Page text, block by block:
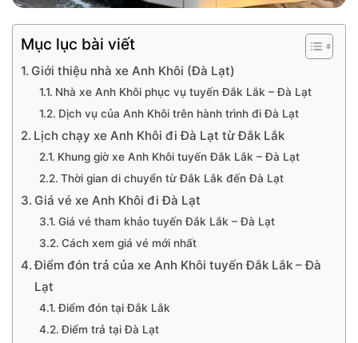
Mục lục bài viết
Giới thiệu nhà xe Anh Khôi (Đà Lạt)
Nhà xe Anh Khôi phục vụ tuyến Đắk Lắk – Đà Lạt
Dịch vụ của Anh Khôi trên hành trình đi Đà Lạt
Lịch chạy xe Anh Khôi đi Đà Lạt từ Đắk Lắk
Khung giờ xe Anh Khôi tuyến Đắk Lắk – Đà Lạt
Thời gian di chuyển từ Đắk Lắk đến Đà Lạt
Giá vé xe Anh Khôi đi Đà Lạt
Giá vé tham khảo tuyến Đắk Lắk – Đà Lạt
Cách xem giá vé mới nhất
Điểm đón trả của xe Anh Khôi tuyến Đắk Lắk – Đà
Lạt
Điểm đón tại Đắk Lắk
Điểm trả tại Đà Lạt